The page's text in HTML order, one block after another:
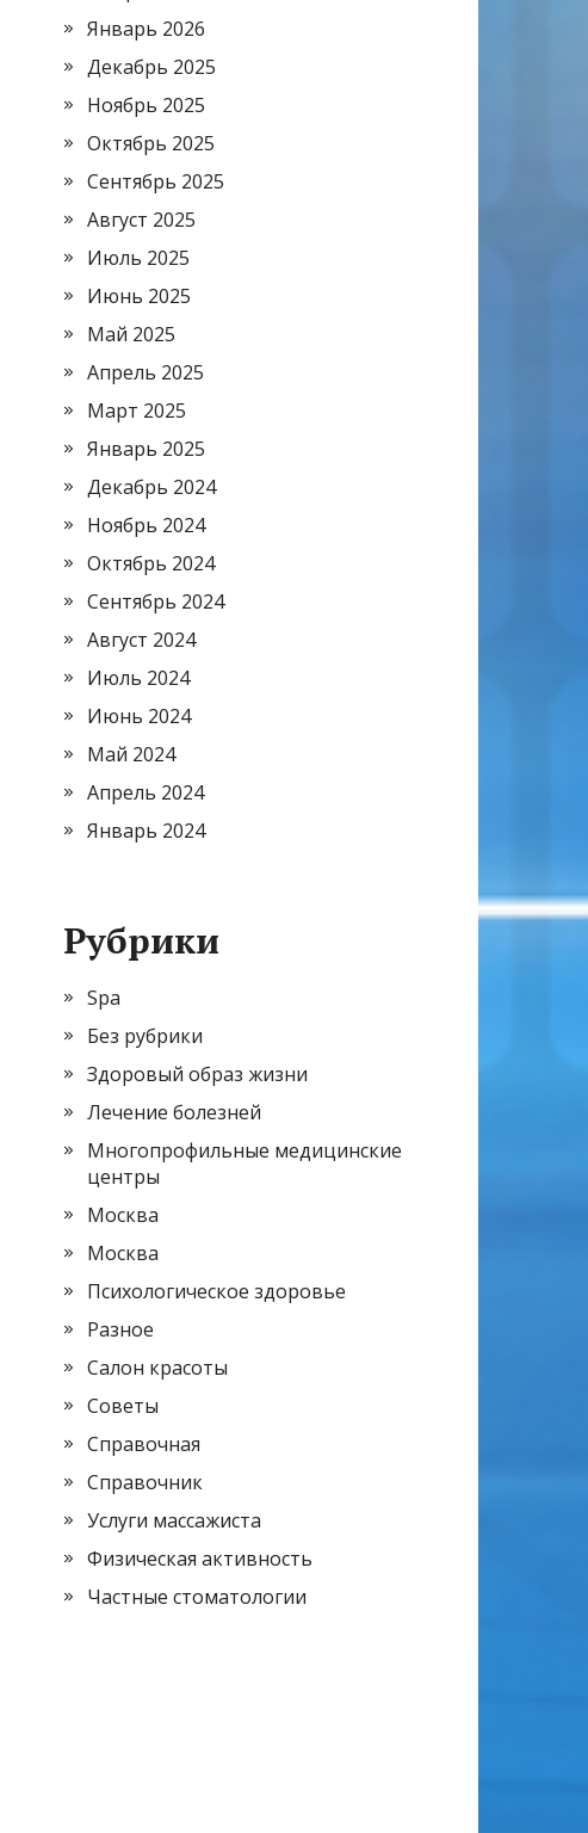
Январь 2026
Декабрь 2025
Ноябрь 2025
Октябрь 2025
Сентябрь 2025
Август 2025
Июль 2025
Июнь 2025
Май 2025
Апрель 2025
Март 2025
Январь 2025
Декабрь 2024
Ноябрь 2024
Октябрь 2024
Сентябрь 2024
Август 2024
Июль 2024
Июнь 2024
Май 2024
Апрель 2024
Январь 2024
Рубрики
Spa
Без рубрики
Здоровый образ жизни
Лечение болезней
Многопрофильные медицинские
центры
Москва
Москва
Психологическое здоровье
Разное
Салон красоты
Советы
Справочная
Справочник
Услуги массажиста
Физическая активность
Частные стоматологии